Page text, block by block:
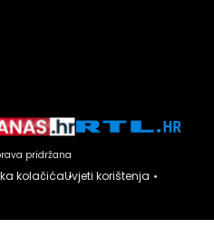
pridržana
kolačićaUvjeti korištenja